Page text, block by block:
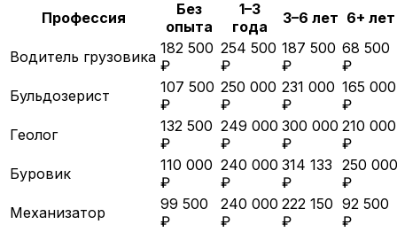
Профессия
Без
опыта
1–3
года
3–6 лет 6+ лет
Водитель грузовика 182 500
₽
254 500
₽
187 500
₽
68 500
₽
Бульдозерист
107 500
₽
250 000
₽
231 000
₽
165 000
₽
Геолог
132 500
₽
249 000
₽
300 000
₽
210 000
₽
Буровик
110 000
₽
240 000
₽
314 133
₽
250 000
₽
Механизатор
99 500
₽
240 000
₽
222 150
₽
92 500
₽